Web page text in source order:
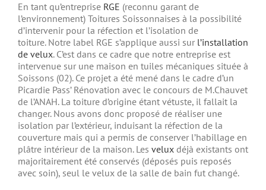
En tant qu’entreprise RGE (reconnu garant de
l’environnement) Toitures Soissonnaises à la possibilité
d’intervenir pour la réfection et l’isolation de
toiture. Notre label RGE s’applique aussi sur l’installation
de velux. C’est dans ce cadre que notre entreprise est
intervenue sur une maison en tuiles mécaniques située à
Soissons (02). Ce projet a été mené dans le cadre d’un
Picardie Pass’ Rénovation avec le concours de M.Chauvet
de l’ANAH. La toiture d’origine étant vétuste, il fallait la
changer. Nous avons donc proposé de réaliser une
isolation par l’extérieur, induisant la réfection de la
couverture mais qui a permis de conserver l’habillage en
plâtre intérieur de la maison. Les velux déjà existants ont
majoritairement été conservés (déposés puis reposés
avec soin), seul le velux de la salle de bain fut changé.